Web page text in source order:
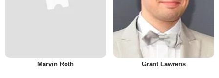
Marvin Roth Grant Lawrens